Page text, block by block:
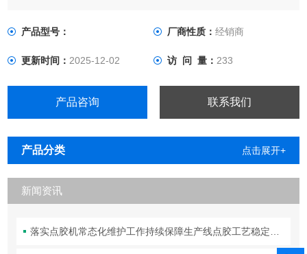
5001・大气离子监视仪 NK-7001・数字低电位测试仪 KSD-
产品型号： 厂商性质： 经销商
更新时间：2025-12-02 访 问 量： 233
产品咨询 联系我们
产品分类 点击展开+
新闻资讯
落实点胶机常态化维护工作持续保障生产线点胶工艺稳定合规